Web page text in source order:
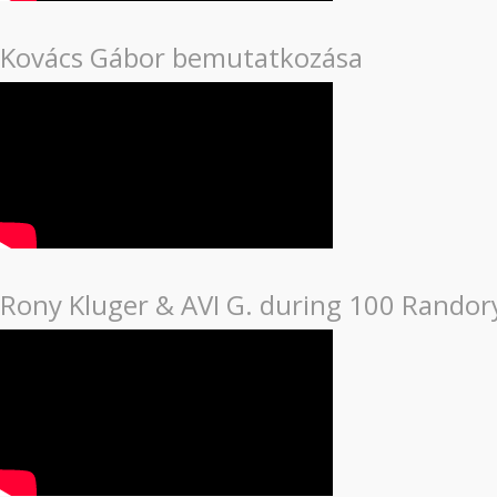
Kovács Gábor bemutatkozása
Rony Kluger & AVI G. during 100